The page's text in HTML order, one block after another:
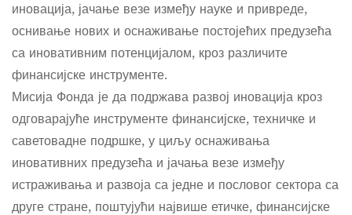
иновација, јачање везе између науке и привреде,
оснивање нових и оснаживање постојећих предузећа
са иновативним потенцијалом, кроз различите
финансијске инструменте.
Мисија Фондa је да подржава развој иновација кроз
одговарајуће инструменте финансијске, техничке и
саветовадне подршке, у циљу оснаживања
иновативних предузећа и јачања везе између
истраживања и развоја са једне и пословог сектора са
друге стране, поштујући највише етичке, финансијске